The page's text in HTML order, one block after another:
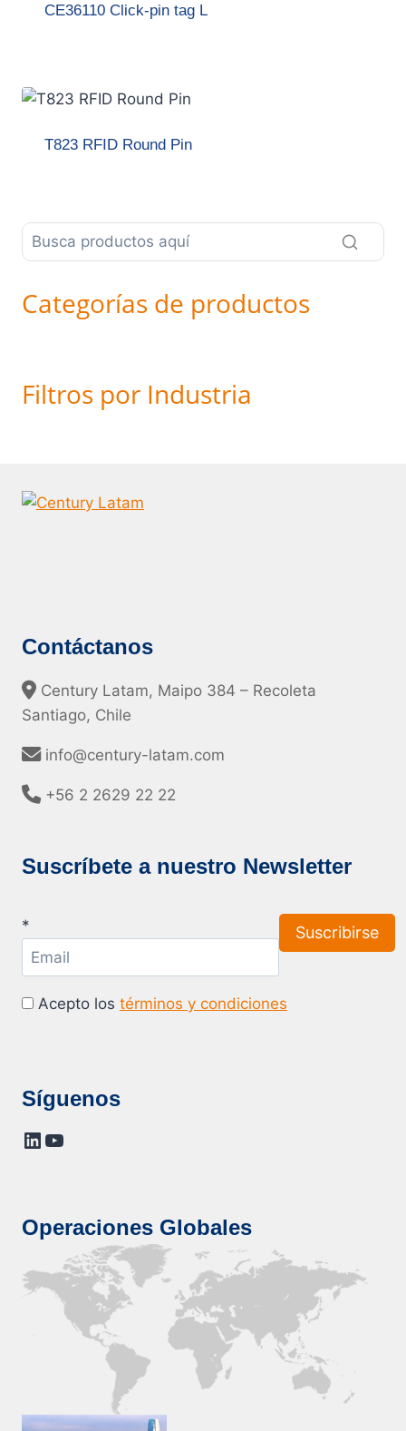
CE36110 Click-pin tag L
T823 RFID Round Pin
Categorías de productos
Filtros por Industria
Contáctanos
Century Latam, Maipo 384 – Recoleta
Santiago, Chile
info@century-latam.com
+56 2 2629 22 22
Suscríbete a nuestro Newsletter
*
Acepto los términos y condiciones
Síguenos
LinkedIn
YouTube
Operaciones Globales